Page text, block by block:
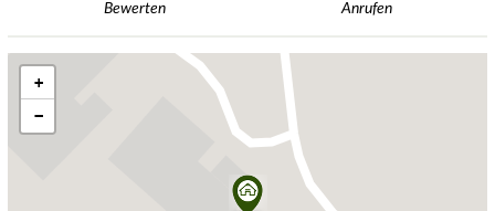
Bewerten Anrufen
+
−